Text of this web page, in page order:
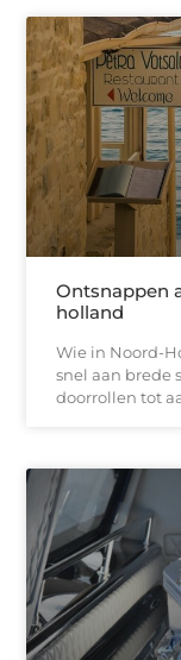
Ontsnappen
holland
Wie in Noord-
snel aan brede
doorrollen tot